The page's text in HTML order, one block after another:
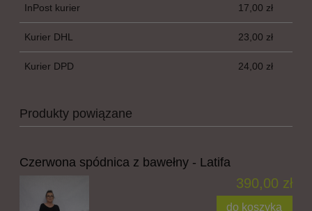
InPost kurier 17,00 zł
Kurier DHL 23,00 zł
Kurier DPD 24,00 zł
Produkty powiązane
Czerwona spódnica z bawełny - Latifa
390,00 zł
do koszyka